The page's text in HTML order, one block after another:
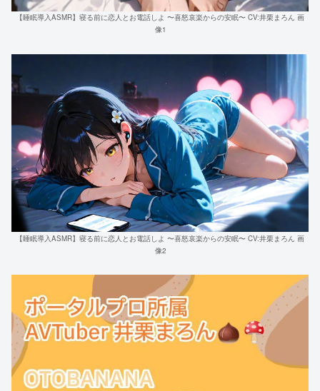
【睡眠導入ASMR】寝る前に恋人とお電話しよ 〜喜怒哀楽からの安眠〜 CV:井栗まろん 画
像1
【睡眠導入ASMR】寝る前に恋人とお電話しよ 〜喜怒哀楽からの安眠〜 CV:井栗まろん 画
像2